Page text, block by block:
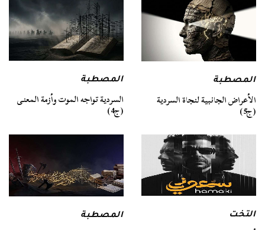
المصطبة
الأعراض الجانبية لنجاة السردية
(ج5)
المصطبة
السردية تواجه الموت وأزمة المعنى
(ج4)
التخت المصطبة